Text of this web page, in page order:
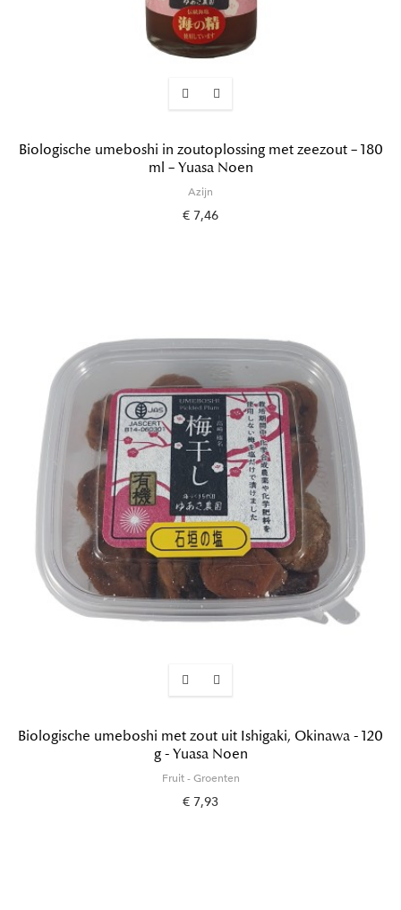
Biologische umeboshi in zoutoplossing met zeezout – 180
ml – Yuasa Noen
Azijn
€ 7,46
Biologische umeboshi met zout uit Ishigaki, Okinawa - 120
g - Yuasa Noen
Fruit - Groenten
€ 7,93